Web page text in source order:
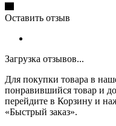
Оставить отзыв
Загрузка отзывов...
Для покупки товара в
понравившийся товар и
перейдите в Корзину и
«Быстрый заказ».